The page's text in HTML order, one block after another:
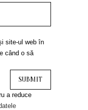
site-ul web în
când o să
a reduce